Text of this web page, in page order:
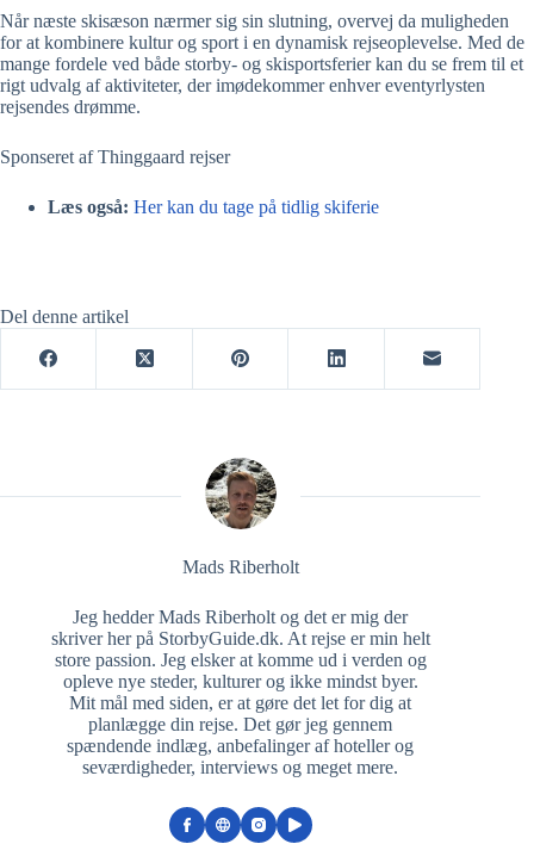
Når næste skisæson nærmer sig sin slutning, overvej da muligheden
for at kombinere kultur og sport i en dynamisk rejseoplevelse. Med de
mange fordele ved både storby- og skisportsferier kan du se frem til et
rigt udvalg af aktiviteter, der imødekommer enhver eventyrlysten
rejsendes drømme.
Sponseret af Thinggaard rejser
Læs også: Her kan du tage på tidlig skiferie
Del denne artikel
Mads Riberholt
Jeg hedder Mads Riberholt og det er mig der
skriver her på StorbyGuide.dk. At rejse er min helt
store passion. Jeg elsker at komme ud i verden og
opleve nye steder, kulturer og ikke mindst byer.
Mit mål med siden, er at gøre det let for dig at
planlægge din rejse. Det gør jeg gennem
spændende indlæg, anbefalinger af hoteller og
seværdigheder, interviews og meget mere.